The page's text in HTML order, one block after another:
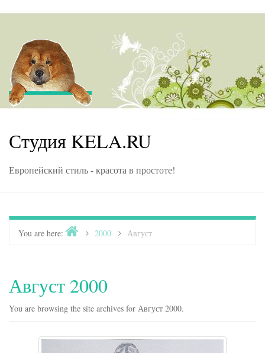
Студия KELA.RU
Европейский стиль - красота в простоте!
You are here: Home2000 Август
Август 2000
You are browsing the site archives for Август 2000.